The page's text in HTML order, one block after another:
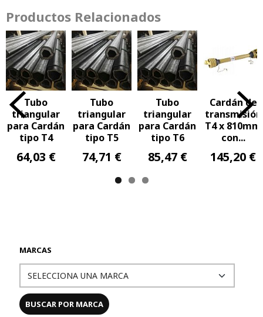
MARCAS
Productos Relacionados
Tubo
triangular
para Cardán
tipo T4
64,03 €
Tubo
triangular
para Cardán
tipo T5
74,71 €
Tubo
triangular
para Cardán
tipo T6
85,47 €
Cardán de
transmisión
T4 x 810mm
con...
145,20 €